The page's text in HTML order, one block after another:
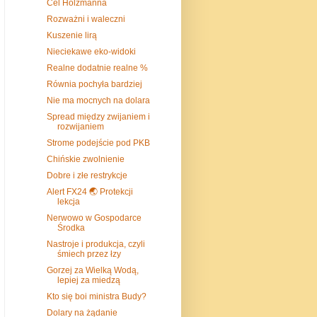
Cel Holzmanna
Rozważni i waleczni
Kuszenie lirą
Nieciekawe eko-widoki
Realne dodatnie realne %
Równia pochyła bardziej
Nie ma mocnych na dolara
Spread między zwijaniem i
rozwijaniem
Strome podejście pod PKB
Chińskie zwolnienie
Dobre i złe restrykcje
Alert FX24 🌏 Protekcji
lekcja
Nerwowo w Gospodarce
Środka
Nastroje i produkcja, czyli
śmiech przez łzy
Gorzej za Wielką Wodą,
lepiej za miedzą
Kto się boi ministra Budy?
Dolary na żądanie